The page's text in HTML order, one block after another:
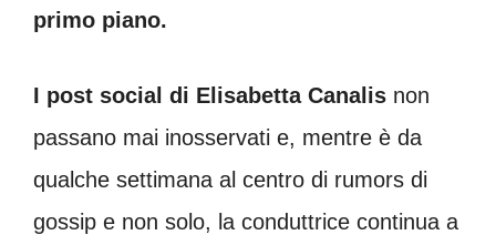
primo piano.
I post social di Elisabetta Canalis non
passano mai inosservati e, mentre è da
qualche settimana al centro di rumors di
gossip e non solo, la conduttrice continua a